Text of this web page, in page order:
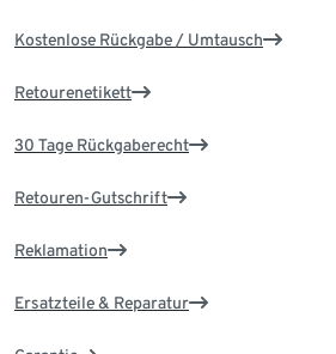
Kostenlose Rückgabe / Umtausch
Retourenetikett
30 Tage Rückgaberecht
Retouren-Gutschrift
Reklamation
Ersatzteile & Reparatur